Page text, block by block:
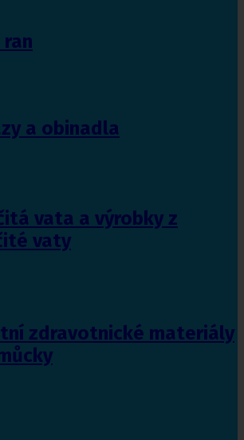
a obinadla
vata a výrobky z
vaty
zdravotnické materiály